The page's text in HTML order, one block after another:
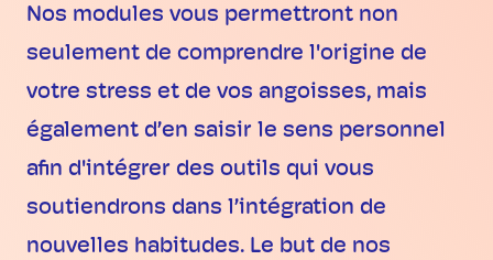
Nos modules vous permettront non
seulement de comprendre l'origine de
votre stress et de vos angoisses, mais
également d’en saisir le sens personnel
afin d'intégrer des outils qui vous
soutiendrons dans l’intégration de
nouvelles habitudes. Le but de nos